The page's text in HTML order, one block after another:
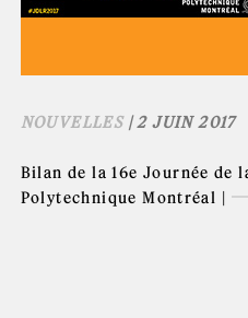
NOUVELLES| 2 JUIN 2017
Bilan de la 16e Journée de
Polytechnique Montréal |